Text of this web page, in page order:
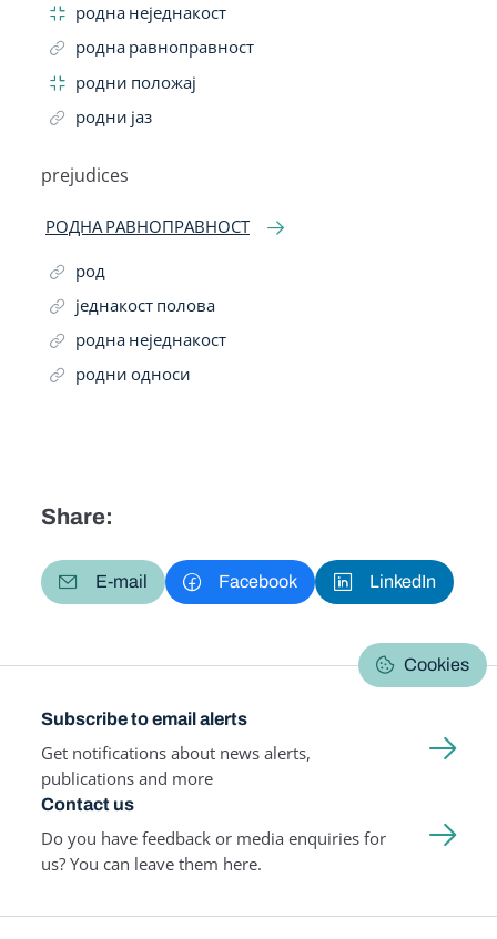
родна неједнакост
родна равноправност
родни положај
родни јаз
prejudices
РОДНА РАВНОПРАВНОСТ
род
једнакост полова
родна неједнакост
родни односи
Share:
E-mail Facebook LinkedIn
Cookies
Subscribe to email alerts
Get notifications about news alerts,
publications and more
Contact us
Do you have feedback or media enquiries for
us? You can leave them here.